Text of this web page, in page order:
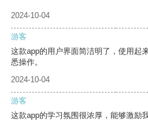
2024-10-04
游客
这款app的用户界面简洁明了，使用起
悉操作。
2024-10-04
游客
这款app的学习氛围很浓厚，能够激励